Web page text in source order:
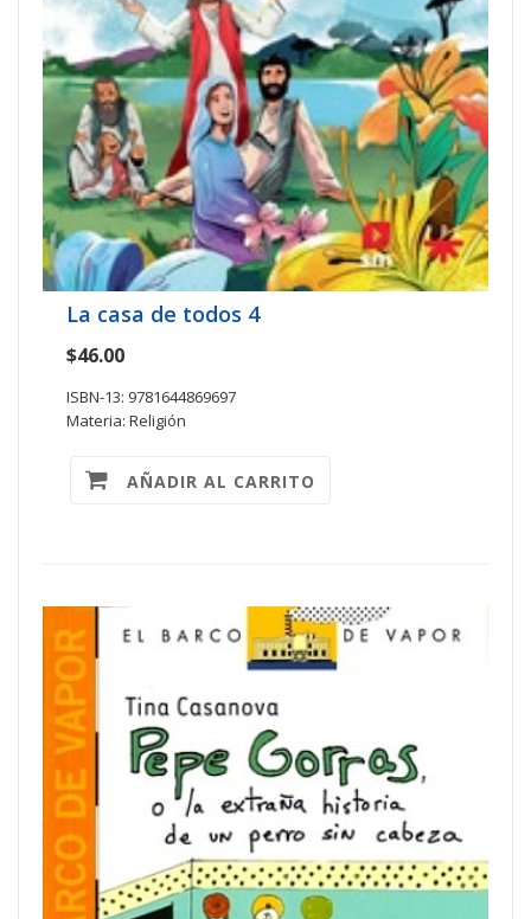
La casa de todos 4
$46.00
ISBN-13: 9781644869697
Materia: Religión
AÑADIR AL CARRITO